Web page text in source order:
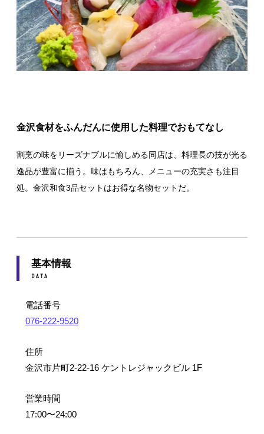
金沢食材をふんだんに使用した料理でおもてなし
割烹の味をリーズナブルに愉しめる同店は、料理長の技が光る
逸品が豊富に揃う。味はもちろん、メニューの充実さも注目
処。金沢和食3品セットはお得な名物セットだ。
基本情報
DATA
電話番号
076-222-9520
住所
金沢市片町2-22-16 ケントレジャックビル 1F
営業時間
17:00〜24:00